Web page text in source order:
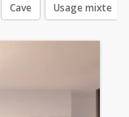
Cave Usage mixte